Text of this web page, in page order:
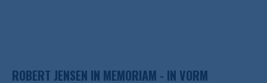
ROBERT JENSEN IN MEMORIAM - IN VORM